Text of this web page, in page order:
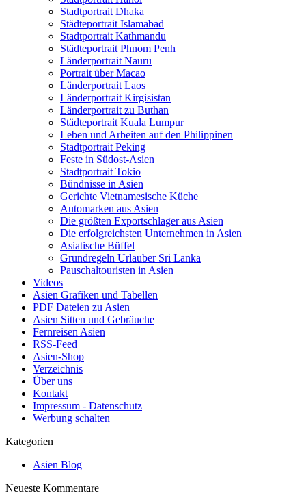
Stadtportrait Dhaka
Städteportrait Islamabad
Stadtportrait Kathmandu
Städteportrait Phnom Penh
Länderportrait Nauru
Portrait über Macao
Länderportrait Laos
Länderportrait Kirgisistan
Länderportrait zu Buthan
Städteportrait Kuala Lumpur
Leben und Arbeiten auf den Philippinen
Stadtportrait Peking
Feste in Südost-Asien
Stadtportrait Tokio
Bündnisse in Asien
Gerichte Vietnamesische Küche
Automarken aus Asien
Die größten Exportschlager aus Asien
Die erfolgreichsten Unternehmen in Asien
Asiatische Büffel
Grundregeln Urlauber Sri Lanka
Pauschaltouristen in Asien
Videos
Asien Grafiken und Tabellen
PDF Dateien zu Asien
Asien Sitten und Gebräuche
Fernreisen Asien
RSS-Feed
Asien-Shop
Verzeichnis
Über uns
Kontakt
Impressum - Datenschutz
Werbung schalten
Kategorien
Asien Blog
Neueste Kommentare